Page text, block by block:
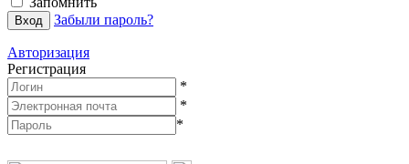
Забыли пароль?
Авторизация
Регистрация
*
*
*